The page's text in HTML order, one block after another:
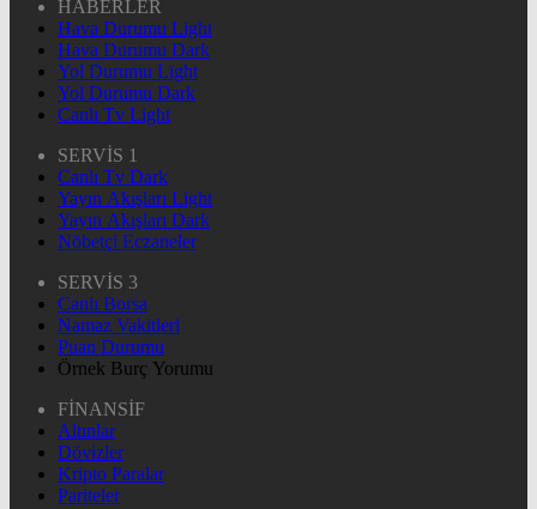
HABERLER
Hava Durumu Light
Hava Durumu Dark
Yol Durumu Light
Yol Durumu Dark
Canlı Tv Light
SERVİS 1
Canlı Tv Dark
Yayın Akışları Light
Yayın Akışları Dark
Nöbetçi Eczaneler
SERVİS 3
Canlı Borsa
Namaz Vakitleri
Puan Durumu
Örnek Burç Yorumu
FİNANSİF
Altınlar
Dövizler
Kripto Paralar
Pariteler